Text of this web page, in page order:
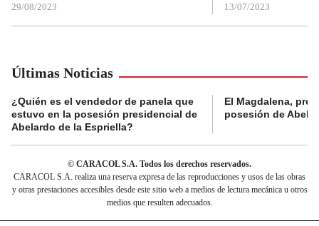
29/08/2023 13/07/2023
Últimas Noticias
¿Quién es el vendedor de panela que
estuvo en la posesión presidencial de
Abelardo de la Espriella?
El Magdalena,
posesión de
© CARACOL S.A. Todos los derechos reservados.
CARACOL S.A. realiza una reserva expresa de las reproducciones y usos de las obras
y otras prestaciones accesibles desde este sitio web a medios de lectura mecánica u otros
medios que resulten adecuados.